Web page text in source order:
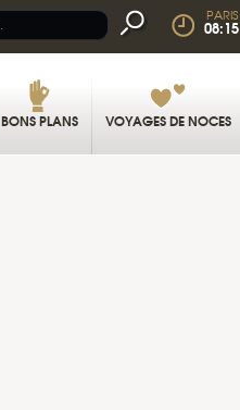
PARIS
08:15
BONS PLANS VOYAGES DE NOCES